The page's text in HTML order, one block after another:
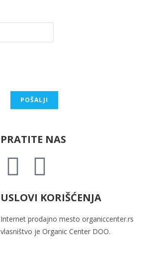
PRATITE NAS
USLOVI KORIŠĆENJA
Internet prodajno mesto organiccenter.rs
vlasništvo je Organic Center DOO.